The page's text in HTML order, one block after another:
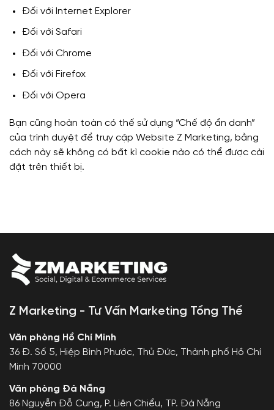
Đối với Internet Explorer
Đối với Safari
Đối với Chrome
Đối với Firefox
Đối với Opera
Bạn cũng hoàn toàn có thế sử dụng “Chế độ ẩn danh”
của trình duyệt để truy cập Website Z Marketing, bằng
cách này sẽ không có bất kì cookie nào có thể được cài
đặt trên thiết bị.
Z Marketing - Tư Vấn Marketing Tổng Thể
Văn phòng Hồ Chí Minh
36 Đ. Số 5, Hiệp Bình Phước, Thủ Đức, Thành phố Hồ Chí
Minh 70000
Văn phòng Đà Nẵng
86 Nguyễn Đỗ Cung, P. Liên Chiểu, TP. Đà Nẵng